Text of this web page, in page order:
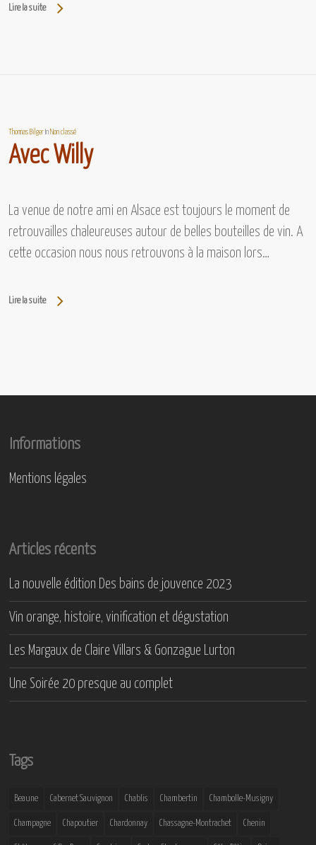
Lire la suite
Thomas Bilger InNon classé
Avec Willy
La venue de notre ami en Alsace est toujours le moment de
retrouvailles chaleureuses autour de belles bouteilles de vin. A
cette occasion nous nous retrouvons à la maison lors…
Lire la suite
Informations
Mentions légales
Articles récents
La nouvelle édition Des bains de jouvence 2023
Vin orange, histoire, vinification et dégustation
Les Margaux de Claire Villars & Gonzague Lurton
Une Soirée 20 presque au complet
Tags
Beaune Cabernet Sauvignon Chablis Chambertin Chambolle-Musigny
Champagne Chapoutier Chardonnay Chassagne-Montrachet Chenin